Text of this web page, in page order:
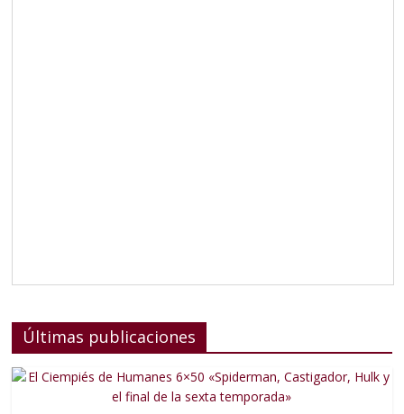
Últimas publicaciones